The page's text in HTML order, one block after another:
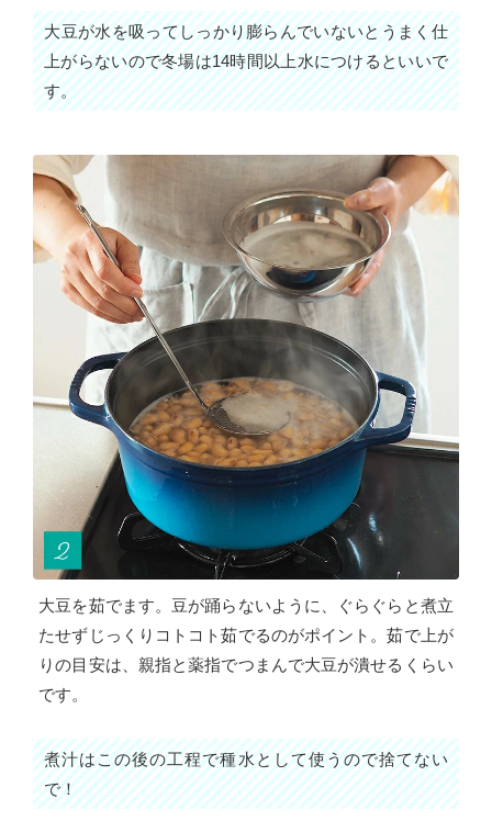
大豆が水を吸ってしっかり膨らんでいないとうまく仕
上がらないので冬場は14時間以上水につけるといいで
す。
大豆を茹でます。豆が踊らないように、ぐらぐらと煮立
たせずじっくりコトコト茹でるのがポイント。茹で上が
りの目安は、親指と薬指でつまんで大豆が潰せるくらい
です。
煮汁はこの後の工程で種水として使うので捨てない
で！